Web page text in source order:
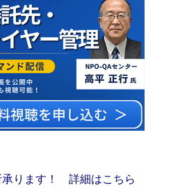
承ります！ 詳細はこちら